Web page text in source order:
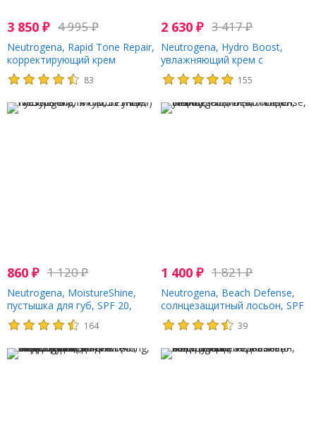
3 850 ₽ 4 995₽
Neutrogena, Rapid Tone Repair,
корректирующий крем
быстрого действия, 48 г (1,7
унций)
83
2 630₽ 3 417₽
Neutrogena, Hydro Boost,
увлажняющий крем с
гиалуроновой кислотой, SPF
50, без отдушек, 50 мл (1,7
155
860 ₽ 1 120₽
Neutrogena, MoistureShine,
пустышка для губ, SPF 20,
глазурь 60, 10 г (0,35 унции)
164
1 400₽ 1 821₽
Neutrogena, Beach Defense,
солнцезащитный лосьон, SPF
30,198 мл (6,7 жидк. унции)
39